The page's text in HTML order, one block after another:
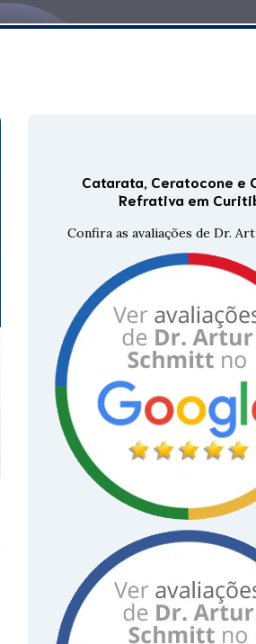
Catarata, Ceratocone e
Refrativa em
Confira as avaliações de Dr.